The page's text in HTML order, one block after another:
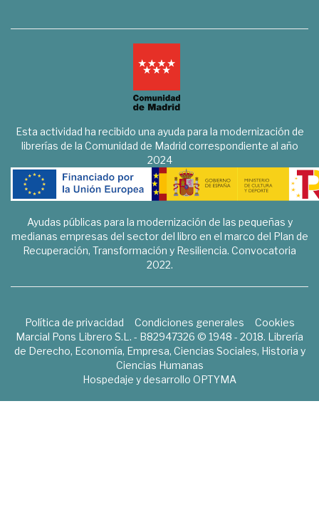
Esta actividad ha recibido una ayuda para la modernización de
librerías de la Comunidad de Madrid correspondiente al año
2024
Ayudas públicas para la modernización de las pequeñas y
medianas empresas del sector del libro en el marco del Plan de
Recuperación, Transformación y Resiliencia. Convocatoria
2022.
Política de privacidad Condiciones generales
Cookies
Marcial Pons Librero S.L. - B82947326 © 1948 - 2018. Librería
de Derecho, Economía, Empresa, Ciencias Sociales, Historia y
Ciencias Humanas
Hospedaje y desarrollo OPTYMA